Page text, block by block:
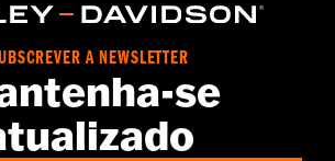
limited warranty – Go towww.h-
full details
A NEWSLETTER
se